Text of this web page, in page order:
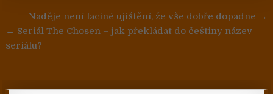
Navigace pro příspěvek
Naděje není laciné ujištění, že vše dobře dopadne →
← Seriál The Chosen – jak překládat do češtiny název
seriálu?